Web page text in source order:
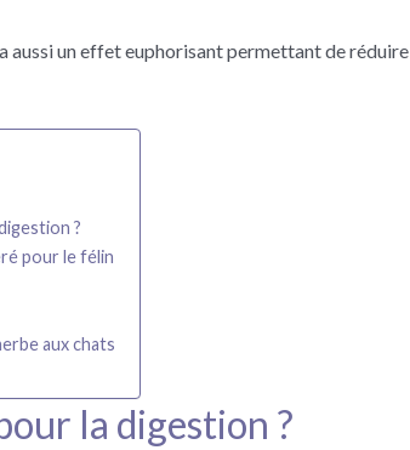
a aussi un effet euphorisant permettant de réduire
?
pour le félin
aux chats
la digestion ?